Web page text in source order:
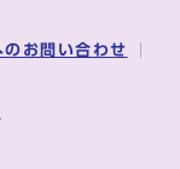
のお問い合わせ